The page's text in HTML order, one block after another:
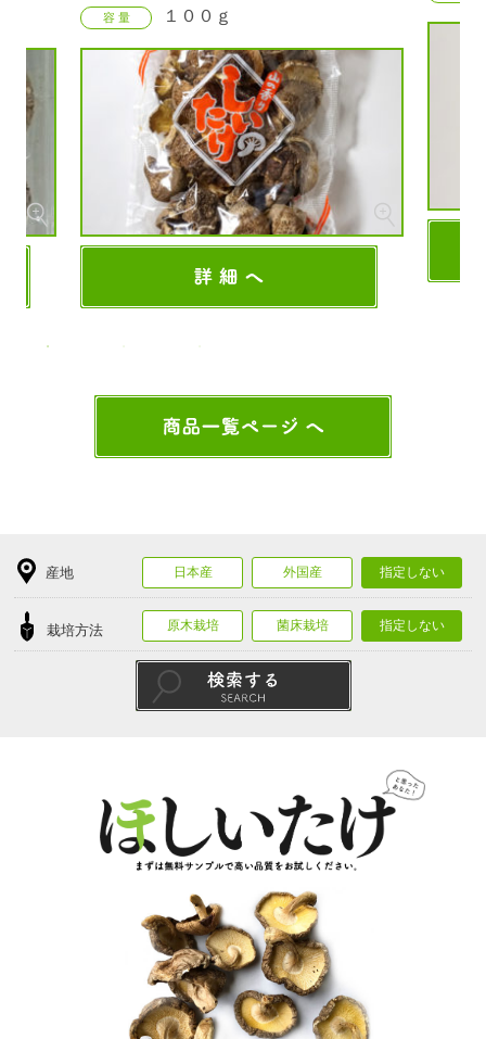
容 量 １００ｇ
産地 日本産 外国産 指定しない
栽培方法 原木栽培 菌床栽培 指定しない